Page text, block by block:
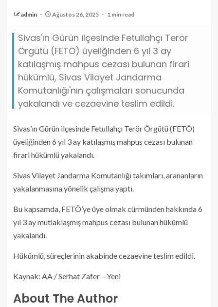
admin Ağustos 26, 2025 1 min read
Sivas'ın Gürün ilçesinde Fetullahçı Terör
Örgütü (FETÖ) üyeliğinden 6 yıl 3 ay
katılaşmış mahpus cezası bulunan firari
hükümlü, Sivas Vilayet Jandarma
Komutanlığı'nın çalışmaları sonucunda
yakalandı ve cezaevine teslim edildi.
Sivas’ın Gürün ilçesinde Fetullahçı Terör Örgütü (FETÖ)
üyeliğinden 6 yıl 3 ay katılaşmış mahpus cezası bulunan
firari hükümlü yakalandı.
Sivas Vilayet Jandarma Komutanlığı takımları, arananların
yakalanmasına yönelik çalışma yaptı.
Bu kapsamda, FETÖ’ye üye olmak cürmünden hakkında 6
yıl 3 ay mutlaklaşmış mahpus cezası bulunan hükümlü
yakalandı.
Hükümlü, süreçlerinin akabinde cezaevine teslim edildi.
Kaynak: AA / Serhat Zafer – Yeni
About The Author